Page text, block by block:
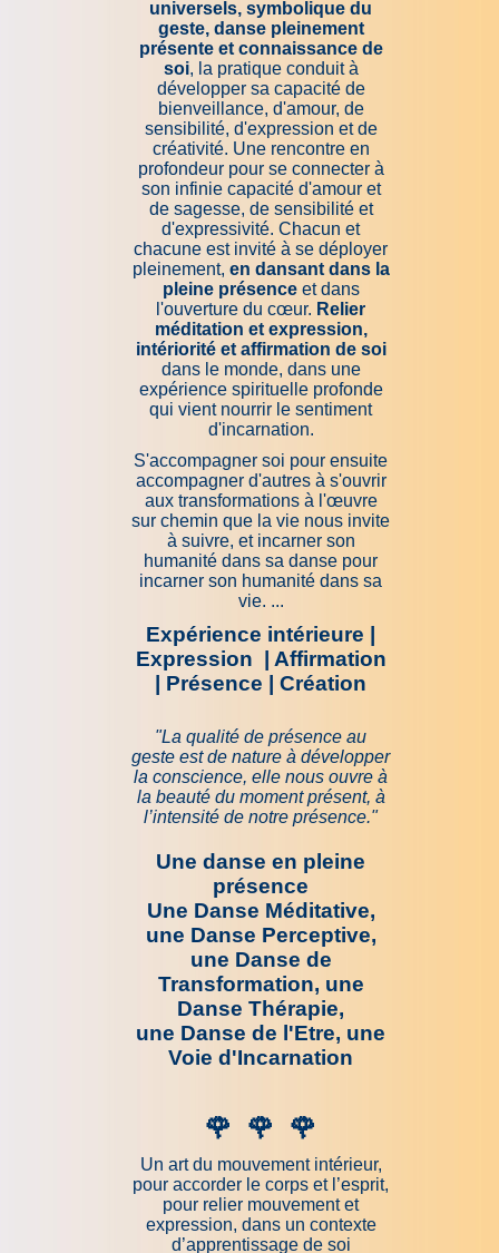
universels, symbolique du
geste, danse pleinement
présente et connaissance de
soi, la pratique conduit à
développer sa capacité de
bienveillance, d'amour, de
sensibilité, d'expression et de
créativité. Une rencontre en
profondeur pour se connecter à
son infinie capacité d'amour et
de sagesse, de sensibilité et
d'expressivité. Chacun et
chacune est invité à se déployer
pleinement, en dansant dans la
pleine présenceet dans
l'ouverture du cœur. Relier
méditation et expression,
intériorité et affirmation de soi
dans le monde, dans une
expérience spirituelle profonde
qui vient nourrir le sentiment
d'incarnation.
S'accompagner soi pour ensuite
accompagner d'autres à s'ouvrir
aux transformations à l'œuvre
sur chemin que la vie nous invite
à suivre, et incarner son
humanité dans sa danse pour
incarner son humanité dans sa
vie. ...
Expérience intérieure |
Expression | Affirmation
| Présence | Création
"La qualité de présence au
geste est de nature à développer
la conscience, elle nous ouvre à
la beauté du moment présent, à
l’intensité de notre présence."
Une danse en pleine
présence
Une Danse Méditative,
une Danse Perceptive,
une Danse de
Transformation, une
Danse Thérapie,
une Danse de l'Etre, une
Voie d'Incarnation
🌹 🌹 🌹
Un art du mouvement intérieur,
pour accorder le corps et l’esprit,
pour relier mouvement et
expression, dans un contexte
d’apprentissage de soi